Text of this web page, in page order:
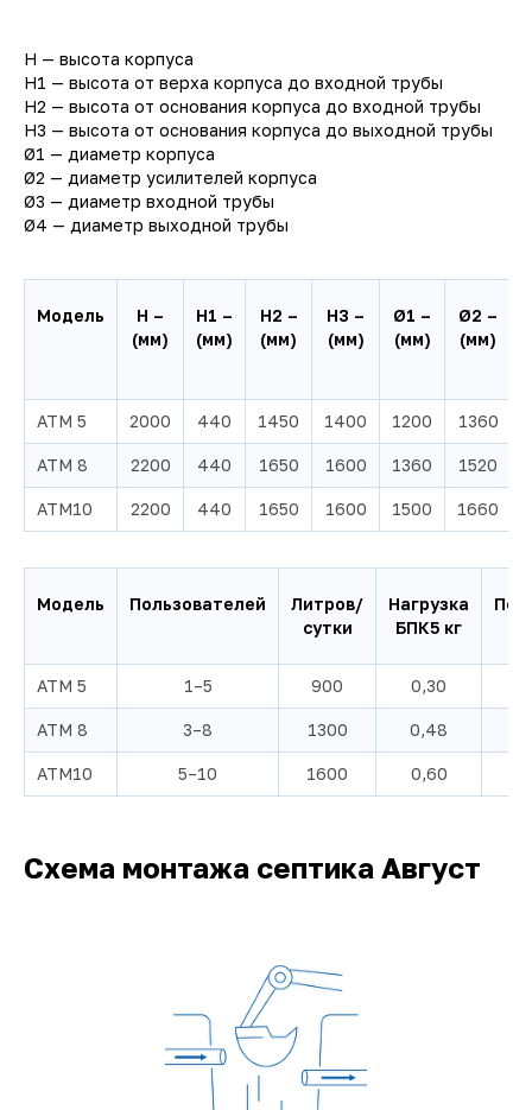
H — высота корпуса
H1 — высота от верха корпуса до входной трубы
H2 — высота от основания корпуса до входной трубы
H3 — высота от основания корпуса до выходной трубы
Ø1 — диаметр корпуса
Ø2 — диаметр усилителей корпуса
Ø3 — диаметр входной трубы
Ø4 — диаметр выходной трубы
Модель
H –
(мм)
H1 –
(мм)
H2 –
(мм)
H3 –
(мм)
Ø1 –
(мм)
Ø2 –
(мм)
АТМ 5 2000 440 1450 1400 1200 1360
АТМ 8 2200 440 1650 1600 1360 1520
АТМ10 2200 440 1650 1600 1500 1660
Модель Пользователей
Литров/
сутки
Нагрузка
БПК5 кг
АТМ 5 1–5 900 0,30
АТМ 8 3–8 1300 0,48
АТМ10 5–10 1600 0,60
Схема монтажа септика Август